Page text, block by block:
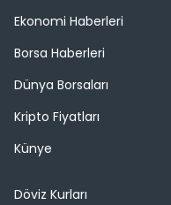
Ekonomi Haberleri
Borsa Haberleri
Dünya Borsaları
Kripto Fiyatları
Künye
Döviz Kurları